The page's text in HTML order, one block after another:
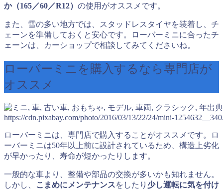
か（165／60／R12） の使用がオススメです。
また、雪の多い地方では、スタッドレスタイヤを装着し、チ
ェーンを準備しておくと安心です。ローバーミニに合ったチ
ェーンは、カーショップで相談してみてくださいね。
ローバーミニを購入するなら専門店が
オススメ
出
https://cdn.pixabay.com/photo/2016/03/13/22/24/mini-
ローバーミニは、専門店で購入することがオススメです。ロ
ーバーミニは50年以上前に設計されているため、構造上劣化
が早かったり、寿命が短かったりします。
一般的な車より、整備や部品の交換が多いかも知れません。
しかし、
こまめにメンテナンスをしたり 少し運転に気を付け